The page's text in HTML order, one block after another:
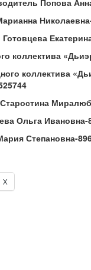
Попова
коллектива
коллектива
Ольга Ивановна-
Степановна-
X